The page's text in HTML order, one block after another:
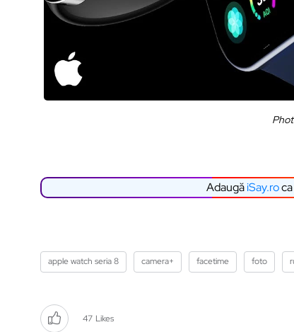
AdaugăiSay.ro
apple watch seria 8 camera+ facetime foto
47 Likes